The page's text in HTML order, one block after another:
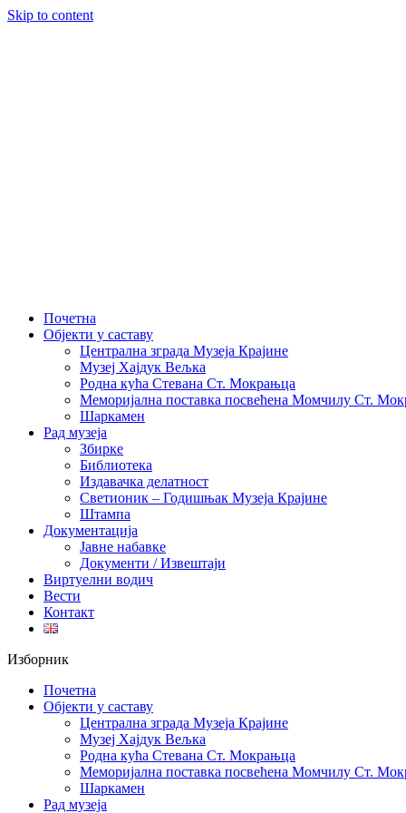
Skip to content
Почетна
Објекти у саставу
Централна зграда Музеја Крајине
Музеј Хајдук Вељка
Родна кућа Стевана Ст. Мокрањца
Меморијална поставка посвећена Момчилу Ст.
Шаркамен
Рад музеја
Збирке
Библиотека
Издавачка делатност
Светионик – Годишњак Музеја Крајине
Штампа
Документација
Јавне набавке
Документи / Извештаји
Виртуелни водич
Вести
Контакт
Изборник
Почетна
Објекти у саставу
Централна зграда Музеја Крајине
Музеј Хајдук Вељка
Родна кућа Стевана Ст. Мокрањца
Меморијална поставка посвећена Момчилу Ст.
Шаркамен
Рад музеја